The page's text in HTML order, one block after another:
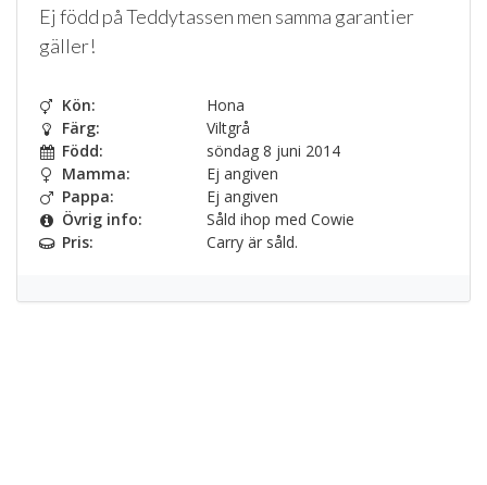
Ej född på Teddytassen men samma garantier
gäller!
Kön:
Hona
Färg:
Viltgrå
Född:
söndag 8 juni 2014
Mamma:
Ej angiven
Pappa:
Ej angiven
Övrig info:
Såld ihop med Cowie
Pris:
Carry är såld.